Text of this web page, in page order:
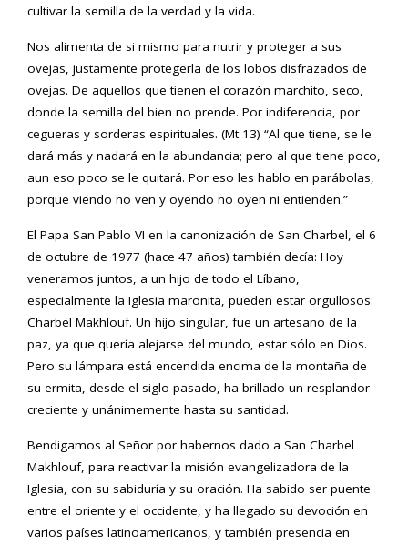
cultivar la semilla de la verdad y la vida.
Nos alimenta de si mismo para nutrir y proteger a sus
ovejas, justamente protegerla de los lobos disfrazados de
ovejas. De aquellos que tienen el corazón marchito, seco,
donde la semilla del bien no prende. Por indiferencia, por
cegueras y sorderas espirituales. (Mt 13) “Al que tiene, se le
dará más y nadará en la abundancia; pero al que tiene poco,
aun eso poco se le quitará. Por eso les hablo en parábolas,
porque viendo no ven y oyendo no oyen ni entienden.”
El Papa San Pablo VI en la canonización de San Charbel, el 6
de octubre de 1977 (hace 47 años) también decía: Hoy
veneramos juntos, a un hijo de todo el Líbano,
especialmente la Iglesia maronita, pueden estar orgullosos:
Charbel Makhlouf. Un hijo singular, fue un artesano de la
paz, ya que quería alejarse del mundo, estar sólo en Dios.
Pero su lámpara está encendida encima de la montaña de
su ermita, desde el siglo pasado, ha brillado un resplandor
creciente y unánimemente hasta su santidad.
Bendigamos al Señor por habernos dado a San Charbel
Makhlouf, para reactivar la misión evangelizadora de la
Iglesia, con su sabiduría y su oración. Ha sabido ser puente
entre el oriente y el occidente, y ha llegado su devoción en
varios países latinoamericanos, y también presencia en